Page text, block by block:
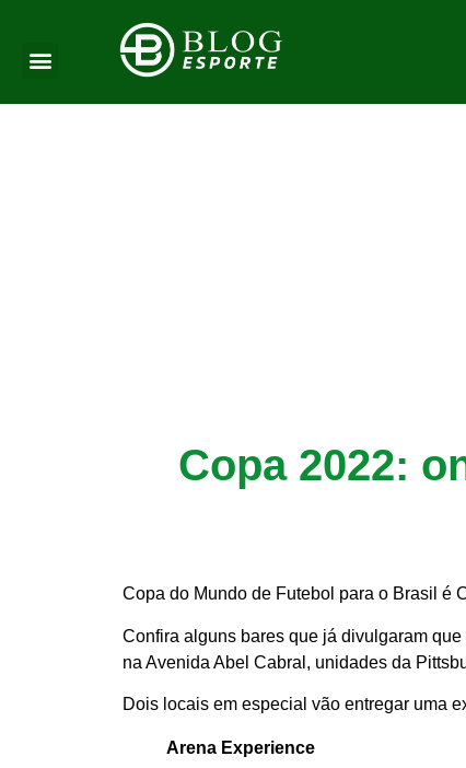
Copa 2022:
Copa do Mundo de Futebol para o Brasil é
Confira alguns bares que já divulgaram
na Avenida Abel Cabral, unidades da
Dois locais em especial vão entregar uma
Arena Experience